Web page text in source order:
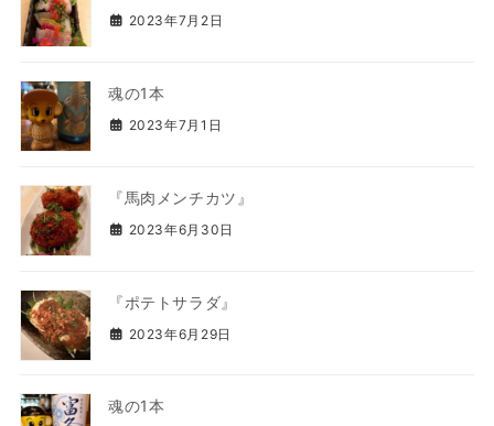
2023年7月2日
魂の1本
2023年7月1日
『馬肉メンチカツ』
2023年6月30日
『ポテトサラダ』
2023年6月29日
魂の1本